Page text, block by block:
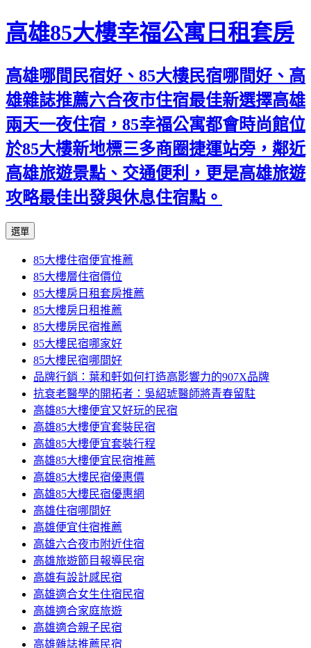
高雄85大樓幸福公寓日租套房
高雄哪間民宿好、85大樓民宿哪間好、高
雄雜誌推薦六合夜市住宿最佳新選擇高雄
兩天一夜住宿，85幸福公寓都會時尚館位
於85大樓新地標三多商圈捷運站旁，鄰近
高雄旅遊景點、交通便利，更是高雄旅遊
攻略最佳出發與休息住宿點。
選單
內
容
區
85大樓住宿便宜推薦
85大樓層住宿價位
85大樓房日租套房推薦
85大樓房日租推薦
85大樓房民宿推薦
85大樓民宿哪家好
85大樓民宿哪間好
品牌行銷：葉和軒如何打造高影響力的907X品牌
抗衰老醫學的開拓者：吳紹琥醫師將青春留駐
高雄85大樓便宜又好玩的民宿
高雄85大樓便宜套裝民宿
高雄85大樓便宜套裝行程
高雄85大樓便宜民宿推薦
高雄85大樓民宿優惠價
高雄85大樓民宿優惠網
高雄住宿哪間好
高雄便宜住宿推薦
高雄六合夜市附近住宿
高雄旅遊節目報導民宿
高雄有設計感民宿
高雄適合女生住宿民宿
高雄適合家庭旅遊
高雄適合親子民宿
高雄雜誌推薦民宿